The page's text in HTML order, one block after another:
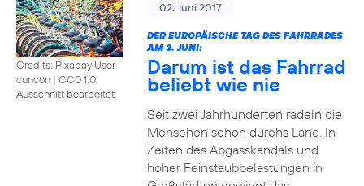
Credits: Pixabay User
cuncon | CC0 1.0,
Ausschnitt bearbeitet
02. Juni 2017
DER EUROPÄISCHE TAG DES FAHRRADES
AM 3. JUNI:
Darum ist das Fahrrad
beliebt wie nie
Seit zwei Jahrhunderten radeln die
Menschen schon durchs Land. In
Zeiten des Abgasskandals und
hoher Feinstaubbelastungen in